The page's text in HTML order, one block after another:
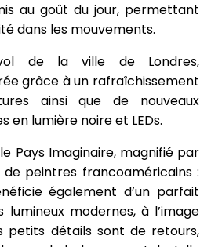
au goût du jour, permettant
dans les mouvements.
de la ville de Londres,
grâce à un rafraîchissement
ainsi que de nouveaux
en lumière noire et LEDs.
Pays Imaginaire, magnifié par
de peintres francoaméricains :
également d’un parfait
lumineux modernes, à l’image
petits détails sont de retours,